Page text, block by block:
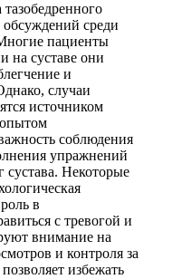
обсуждений среди
пациенты
на суставе они
и
случаи
источником
соблюдения
упражнений
Некоторые
в
с тревогой и
внимание на
и контроля за
избежать